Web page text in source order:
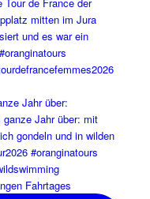
Jahr über:
Fahrtages